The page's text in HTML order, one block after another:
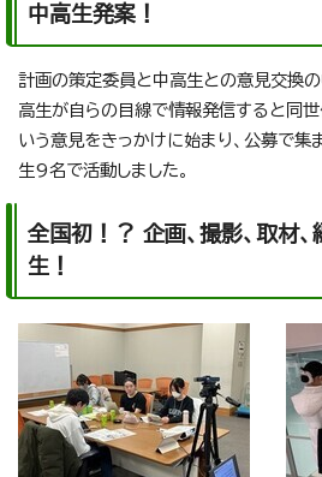
中高生発案！
計画の策定委員と中高生との意見交換の
高生が自らの目線で情報発信すると同世
いう意見をきっかけに始まり、公募で集
生9名で活動しました。
全国初！？ 企画、撮影、取材
生！